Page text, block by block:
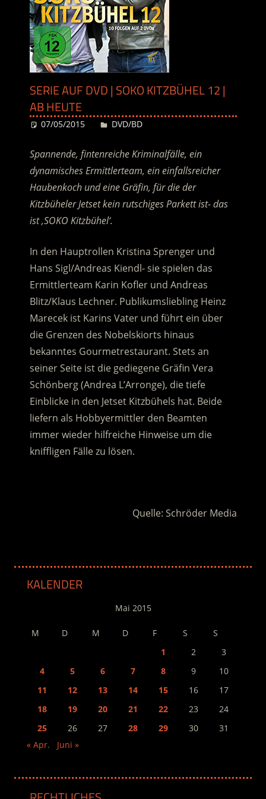
SERIE AUF DVD | SOKO KITZBÜHEL 12 |
AB HEUTE
07/05/2015 Desiree
DVD/BD
Spannende, fintenreiche Kriminalfälle, ein
dynamisches Ermittlerteam, ein einfallsreicher
Haubenkoch und eine Gräfin, für die der
Kitzbüheler Jetset kein rutschiges Parkett ist- das
ist ‚SOKO Kitzbühel‘.
In den Hauptrollen Kristina Sprenger und
Hans Sigl/Andreas Kiendl- sie spielen das
Ermittlerteam Karin Kofler und Andreas
Blitz/Klaus Lechner. Publikumsliebling Heinz
Marecek ist Karins Vater und führt ein über
die Grenzen des Nobelskiorts hinaus
bekanntes Gourmetrestaurant. Stets an
seiner Seite ist die gediegene Gräfin Vera
Schönberg (Andrea L’Arronge), die tiefe
Einblicke in den Jetset Kitzbühels hat. Beide
liefern als Hobbyermittler den Beamten
immer wieder hilfreiche Hinweise um die
kniffligen Fälle zu lösen.
Quelle: Schröder Media
KALENDER
Mai 2015
M D M D F S
S
1
2
3
4
5 6 7 8 9
10
11
12 13 14 15 16
17
18
19 20 21 22 23
24
25
26 27 28 29 30
31
« Apr.
Juni »